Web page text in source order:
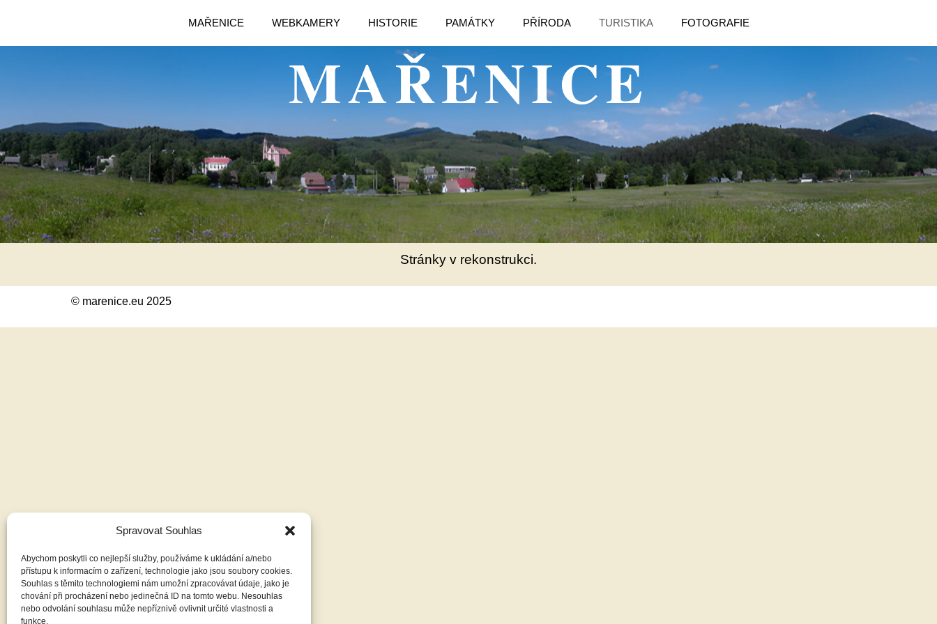
Spravovat Souhlas
Abychom poskytli co nejlepší služby, používáme k ukládání a/nebo
přístupu k informacím o zařízení, technologie jako jsou soubory cookies.
Souhlas s těmito technologiemi nám umožní zpracovávat údaje, jako je
chování při procházení nebo jedinečná ID na tomto webu. Nesouhlas
nebo odvolání souhlasu může nepříznivě ovlivnit určité vlastnosti a
funkce.
MAŘENICE WEBKAMERY HISTORIE PAMÁTKY PŘÍRODA TURISTIKA FOTOGRAFIE
MAŘENICE
Stránky v rekonstrukci.
© marenice.eu 2025